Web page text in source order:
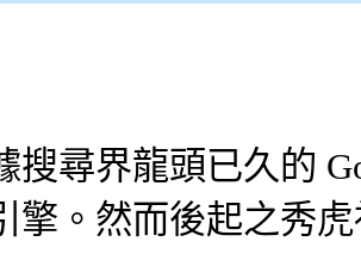
搜尋界龍頭已久的
擎 。然而後起之秀